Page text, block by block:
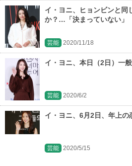
イ・ヨニ、ヒョンビンと同
か？…「決まっていない」
芸能 2020/11/18
イ・ヨニ、本日（2日）一
芸能 2020/6/2
イ・ヨニ、6月2日、年上の
芸能 2020/5/15